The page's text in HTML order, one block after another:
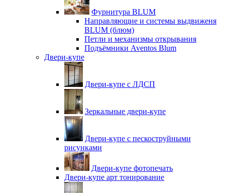
Фурнитура BLUM
Направляющие и системы выдвиженя
BLUM (блюм)
Петли и механизмы открывания
Подъёмники Aventos Blum
Двери-купе
Двери-купе с ЛДСП
Зеркальные двери-купе
Двери-купе с пескоструйными
рисунками
Двери-купе фотопечать
Двери-купе арт тонирование